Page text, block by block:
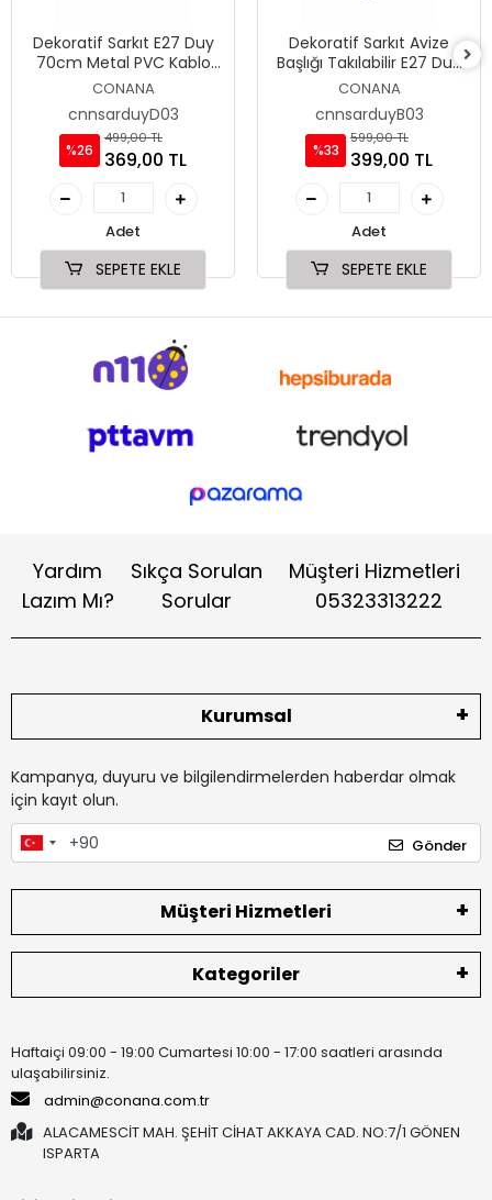
Dekoratif Sarkıt E27 Duy
70cm Metal PVC Kablo
Eskitme D03
CONANA
cnnsarduyD03
%26
499,00 TL
369,00 TL
Adet
SEPETE EKLE
Dekoratif Sarkıt Avize
Başlığı Takılabilir E27 Duy
70cm Metal Pvc Kablo
Eskitme B03
CONANA
cnnsarduyB03
%33
599,00 TL
399,00 TL
Adet
SEPETE EKLE
Yardım
Lazım Mı?
Sıkça Sorulan
Sorular
Müşteri Hizmetleri
05323313222
Kurumsal
Kampanya, duyuru ve bilgilendirmelerden haberdar olmak
için kayıt olun.
Gönder
Müşteri Hizmetleri
Kategoriler
Haftaiçi 09:00 - 19:00 Cumartesi 10:00 - 17:00 saatleri arasında
ulaşabilirsiniz.
admin@conana.com.tr
ALACAMESCİT MAH. ŞEHİT CİHAT AKKAYA CAD. NO:7/1 GÖNEN
ISPARTA